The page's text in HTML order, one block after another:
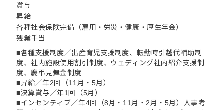
賞与
昇給
各種社会保険完備（雇用・労災・健康・厚生年金）
残業手当
■各種支援制度／出産育児支援制度、転勤時引越代補助制
度、社内施設使用割引制度、ウェディング社内紹介支援制
度、慶弔見舞金制度
■昇給／年2回（11月・5月）
■決算賞与／年1回（5月）
■インセンティブ／年4回（8月・11月・2月・5月）人事考